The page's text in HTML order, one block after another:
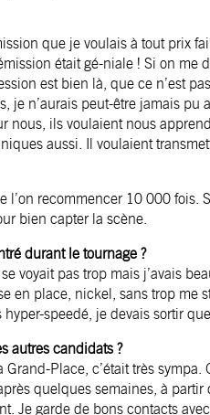
que je voulais à tout prix
était gé-niale ! Si on
est bien là, que ce n’est
je n’aurais peut-être jamais
nous, ils voulaient nous
aussi. Il voulaient
l’on recommencer 10 000 fois.
bien capter la scène.
durant le tournage ?
voyait pas trop mais j’avais
en place, nickel, sans trop me
speedé, je devais sortir
autres candidats ?
Place, c’était très sympa.
quelques semaines, à
Je garde de bons contacts